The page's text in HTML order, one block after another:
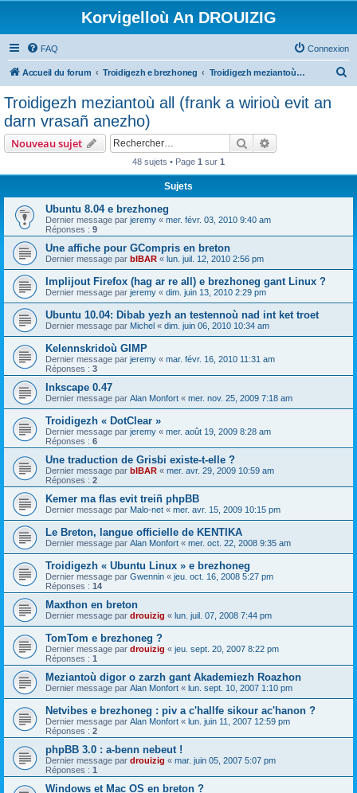
Korvigelloù An DROUIZIG
FAQ Connexion
Accueil du forum Troidigezh e brezhoneg Troidigezh meziantoù all (frank a wirioù evit an darn vrasañ anezho)
Troidigezh meziantoù all (frank a wirioù evit an
darn vrasañ anezho)
Nouveau sujet Rechercher
48 sujets • Page 1 sur 1
Sujets
Ubuntu 8.04 e brezhoneg
Dernier message par jeremy « mer. févr. 03, 2010 9:40 am
Réponses : 9
Une affiche pour GCompris en breton
Dernier message par bIBAR « lun. juil. 12, 2010 2:56 pm
Implijout Firefox (hag ar re all) e brezhoneg gant Linux ?
Dernier message par jeremy « dim. juin 13, 2010 2:29 pm
Ubuntu 10.04: Dibab yezh an testennoù nad int ket troet
Dernier message par Michel « dim. juin 06, 2010 10:34 am
Kelennskridoù GIMP
Dernier message par jeremy « mar. févr. 16, 2010 11:31 am
Réponses : 3
Inkscape 0.47
Dernier message par Alan Monfort « mer. nov. 25, 2009 7:18 am
Troidigezh « DotClear »
Dernier message par jeremy « mer. août 19, 2009 8:28 am
Réponses : 6
Une traduction de Grisbi existe-t-elle ?
Dernier message par bIBAR « mer. avr. 29, 2009 10:59 am
Réponses : 2
Kemer ma flas evit treiñ phpBB
Dernier message par Malo-net « mer. avr. 15, 2009 10:15 pm
Le Breton, langue officielle de KENTIKA
Dernier message par Alan Monfort « mer. oct. 22, 2008 9:35 am
Troidigezh « Ubuntu Linux » e brezhoneg
Dernier message par Gwennin « jeu. oct. 16, 2008 5:27 pm
Réponses : 14
Maxthon en breton
Dernier message par drouizig « lun. juil. 07, 2008 7:44 pm
TomTom e brezhoneg ?
Dernier message par drouizig « jeu. sept. 20, 2007 8:22 pm
Réponses : 1
Meziantoù digor o zarzh gant Akademiezh Roazhon
Dernier message par Alan Monfort « lun. sept. 10, 2007 1:10 pm
Netvibes e brezhoneg : piv a c'hallfe sikour ac'hanon ?
Dernier message par Alan Monfort « lun. juin 11, 2007 12:59 pm
Réponses : 2
phpBB 3.0 : a-benn nebeut !
Dernier message par drouizig « mar. juin 05, 2007 5:07 pm
Réponses : 1
Windows et Mac OS en breton ?